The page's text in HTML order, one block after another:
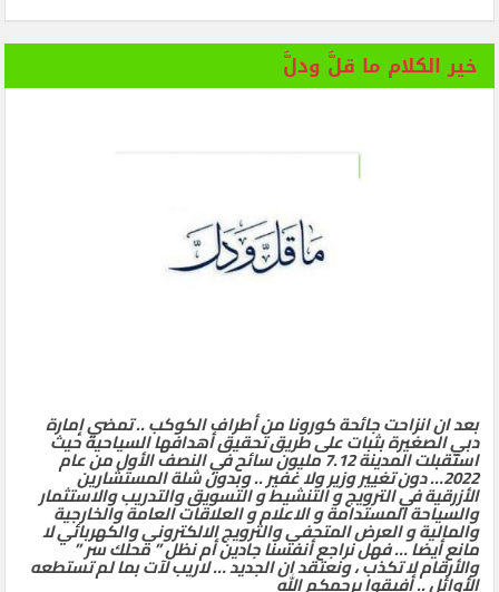
خير الكلام ما قلَّ ودلَّ
بعد ان انزاحت جائحة كورونا من أطراف الكوكب .. تمضي إمارة
دبي الصغيرة بثبات على طريق تحقيق أهدافها السياحية حيث
استقبلت المدينة 7.12 مليون سائح في النصف الأول من عام
2022… دون تغيير وزير ولا غفير .. وبدون شلة المستشارين
الأزرقية في الترويج و التنشيط و التسويق والتدريب والاستثمار
والسياحة المستدامة و الاعلام و العلاقات العامة والخارجية
والمالية و العرض المتحفي والترويج الالكتروني والكهربائي لا
مانع أيضا … فهل نراجع أنفسنا جادين أم نظل ” محلك سر ”
والأرقام لا تكذب ، ونعتقد ان الجديد … لاريب لآت بما لم تستطعه
الأوائل .. أفيقوا يرحمكم الله